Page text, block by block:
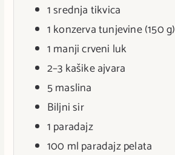
1 srednja tikvica
1 konzerva tunjevine (150 g)
1 manji crveni luk
2–3 kašike ajvara
5 maslina
Biljni sir
1 paradajz
100 ml paradajz pelata